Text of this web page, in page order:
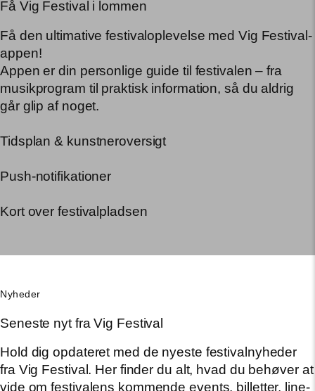
Få Vig Festival i lommen
Få den ultimative festivaloplevelse med Vig Festival-
appen!
Appen er din personlige guide til festivalen – fra
musikprogram til praktisk information, så du aldrig
går glip af noget.
Tidsplan & kunstneroversigt
Push-notifikationer
Kort over festivalpladsen
Nyheder
Seneste nyt fra Vig Festival
Hold dig opdateret med de nyeste festivalnyheder
fra Vig Festival. Her finder du alt, hvad du behøver at
vide om festivalens kommende events, billetter, line-